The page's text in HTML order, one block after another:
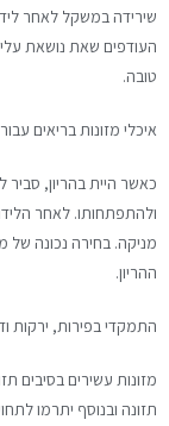
שירידה במשקל לאחר
העודפים שאת נושאת
טובה.
איכלי מזונות בריאים
כאשר היית בהריון,
ולהתפתחותו. לאחר
מניקה. בחירה נכונה של
ההריון.
התמקדי בפירות, ירקות
מזונות עשירים בסיבים
תזונה ובנוסף יתרמו